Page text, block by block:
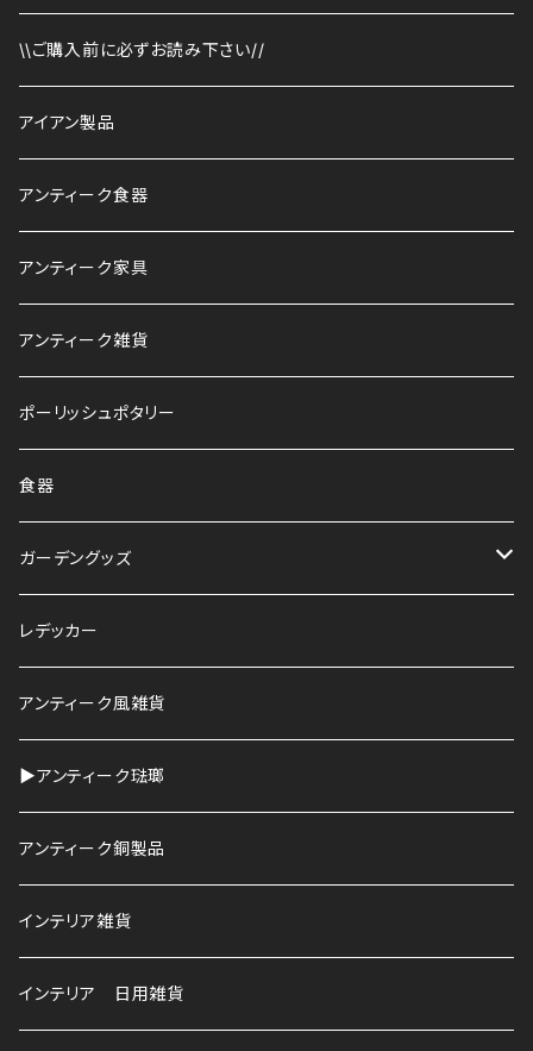
\\ご購入前に必ずお読み下さい//
アイアン製品
アンティーク食器
アンティーク家具
アンティーク雑貨
ポーリッシュポタリー
食器
ガーデングッズ
鉢
HAWS
レデッカー
アンティーク風雑貨
▶︎アンティーク琺瑯
アンティーク銅製品
インテリア雑貨
インテリア 日用雑貨